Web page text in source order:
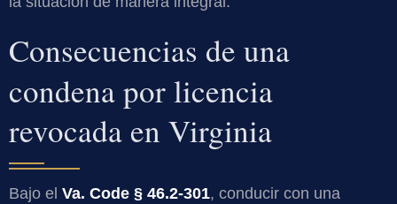
Consecuencias de una
condena por licencia
revocada en Virginia
Bajo el Va. Code § 46.2-301, conducir con una